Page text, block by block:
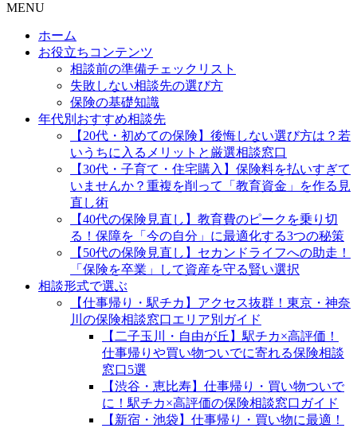
MENU
ホーム
お役立ちコンテンツ
相談前の準備チェックリスト
失敗しない相談先の選び方
保険の基礎知識
年代別おすすめ相談先
【20代・初めての保険】後悔しない選び方は？若
いうちに入るメリットと厳選相談窓口
【30代・子育て・住宅購入】保険料を払いすぎて
いませんか？重複を削って「教育資金」を作る見
直し術
【40代の保険見直し】教育費のピークを乗り切
る！保障を「今の自分」に最適化する3つの秘策
【50代の保険見直し】セカンドライフへの助走！
「保険を卒業」して資産を守る賢い選択
相談形式で選ぶ
【仕事帰り・駅チカ】アクセス抜群！東京・神奈
川の保険相談窓口エリア別ガイド
【二子玉川・自由が丘】駅チカ×高評価！
仕事帰りや買い物ついでに寄れる保険相談
窓口5選
【渋谷・恵比寿】仕事帰り・買い物ついで
に！駅チカ×高評価の保険相談窓口ガイド
【新宿・池袋】仕事帰り・買い物に最適！